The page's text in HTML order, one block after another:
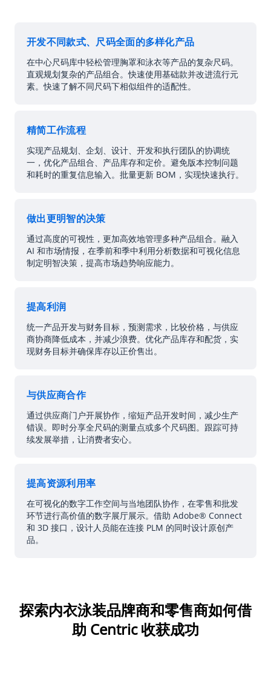
开发不同款式、尺码全面的多样化产品
在中心尺码库中轻松管理胸罩和泳衣等产品的复杂尺码。
直观规划复杂的产品组合。快速使用基础款并改进流行元
素。快速了解不同尺码下相似组件的适配性。
精简工作流程
实现产品规划、企划、设计、开发和执行团队的协调统
一，优化产品组合、产品库存和定价。避免版本控制问题
和耗时的重复信息输入。批量更新 BOM，实现快速执行。
做出更明智的决策
通过高度的可视性，更加高效地管理多种产品组合。融入
AI 和市场情报，在季前和季中利用分析数据和可视化信息
制定明智决策，提高市场趋势响应能力。
提高利润
统一产品开发与财务目标，预测需求，比较价格，与供应
商协商降低成本，并减少浪费。优化产品库存和配货，实
现财务目标并确保库存以正价售出。
与供应商合作
通过供应商门户开展协作，缩短产品开发时间，减少生产
错误。即时分享全尺码的测量点或多个尺码图。跟踪可持
续发展举措，让消费者安心。
提高资源利用率
在可视化的数字工作空间与当地团队协作，在零售和批发
环节进行高价值的数字展厅展示。借助 Adobe® Connect
和 3D 接口，设计人员能在连接 PLM 的同时设计原创产
品。
探索内衣泳装品牌商和零售商如何借
助 Centric 收获成功